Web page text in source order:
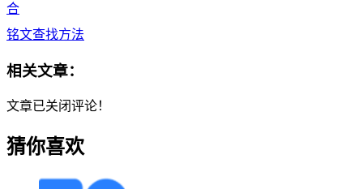
合
铭文查找方法
相关文章：
文章已关闭评论！
猜你喜欢